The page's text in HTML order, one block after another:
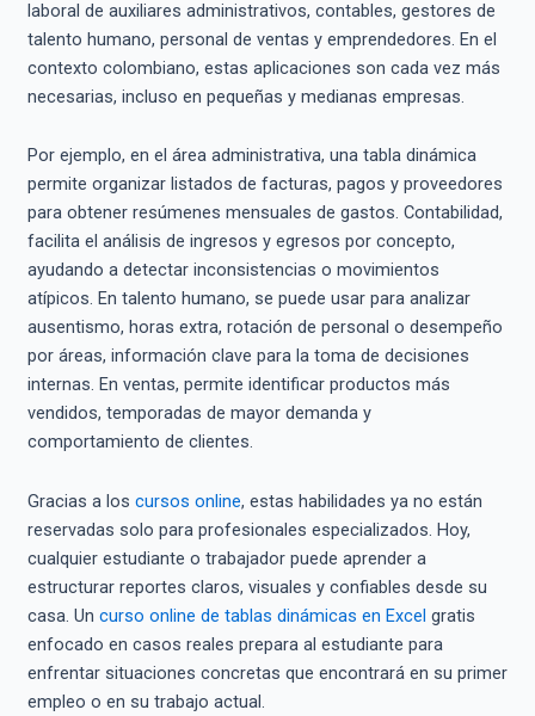
laboral de auxiliares administrativos, contables, gestores de
talento humano, personal de ventas y emprendedores. En el
contexto colombiano, estas aplicaciones son cada vez más
necesarias, incluso en pequeñas y medianas empresas.
Por ejemplo, en el área administrativa, una tabla dinámica
permite organizar listados de facturas, pagos y proveedores
para obtener resúmenes mensuales de gastos. Contabilidad,
facilita el análisis de ingresos y egresos por concepto,
ayudando a detectar inconsistencias o movimientos
atípicos. En talento humano, se puede usar para analizar
ausentismo, horas extra, rotación de personal o desempeño
por áreas, información clave para la toma de decisiones
internas. En ventas, permite identificar productos más
vendidos, temporadas de mayor demanda y
comportamiento de clientes.
Gracias a los cursos online, estas habilidades ya no están
reservadas solo para profesionales especializados. Hoy,
cualquier estudiante o trabajador puede aprender a
estructurar reportes claros, visuales y confiables desde su
casa. Un curso online de tablas dinámicas en Excel gratis
enfocado en casos reales prepara al estudiante para
enfrentar situaciones concretas que encontrará en su primer
empleo o en su trabajo actual.